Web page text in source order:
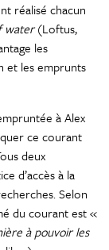
réalisé chacun
water(Loftus,
les
et les emprunts
à Alex
ce courant
deux
d’accès à la
Selon
du courant est «
à pouvoir les